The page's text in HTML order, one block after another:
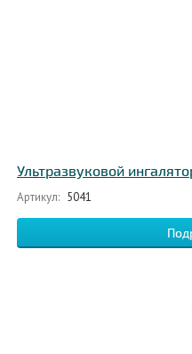
Ультразвуковой
Артикул: 5041